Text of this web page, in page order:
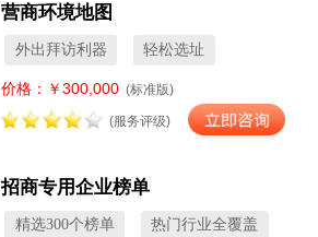
营商环境地图
外出拜访利器 轻松选址
价格：￥300,000 (标准版)
(服务评级)
招商专用企业榜单
精选300个榜单 热门行业全覆盖